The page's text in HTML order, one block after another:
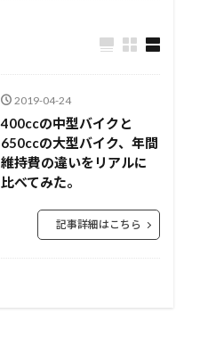
2019-04-24
400ccの中型バイクと
650ccの大型バイク、年間
維持費の違いをリアルに
比べてみた。
記事詳細はこちら